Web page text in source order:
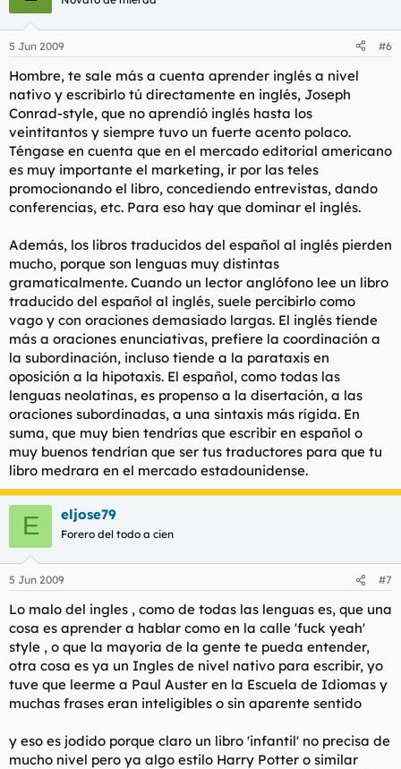
5 Jun 2009 #6
Hombre, te sale más a cuenta aprender inglés a nivel
nativo y escribirlo tú directamente en inglés, Joseph
Conrad-style, que no aprendió inglés hasta los
veintitantos y siempre tuvo un fuerte acento polaco.
Téngase en cuenta que en el mercado editorial americano
es muy importante el marketing, ir por las teles
promocionando el libro, concediendo entrevistas, dando
conferencias, etc. Para eso hay que dominar el inglés.
Además, los libros traducidos del español al inglés pierden
mucho, porque son lenguas muy distintas
gramaticalmente. Cuando un lector anglófono lee un libro
traducido del español al inglés, suele percibirlo como
vago y con oraciones demasiado largas. El inglés tiende
más a oraciones enunciativas, prefiere la coordinación a
la subordinación, incluso tiende a la parataxis en
oposición a la hipotaxis. El español, como todas las
lenguas neolatinas, es propenso a la disertación, a las
oraciones subordinadas, a una sintaxis más rígida. En
suma, que muy bien tendrías que escribir en español o
muy buenos tendrían que ser tus traductores para que tu
libro medrara en el mercado estadounidense.
E eljose79
Forero del todo a cien
5 Jun 2009 #7
Lo malo del ingles , como de todas las lenguas es, que una
cosa es aprender a hablar como en la calle 'fuck yeah'
style , o que la mayoria de la gente te pueda entender,
otra cosa es ya un Ingles de nivel nativo para escribir, yo
tuve que leerme a Paul Auster en la Escuela de Idiomas y
muchas frases eran inteligibles o sin aparente sentido
y eso es jodido porque claro un libro 'infantil' no precisa de
mucho nivel pero ya algo estilo Harry Potter o similar